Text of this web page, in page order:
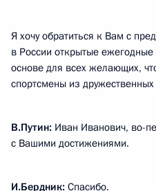
Я хочу обратиться к Вам с
в России открытые
основе для всех желающих,
спортсмены из
В.Путин: Иван Иванович, во-
с Вашими достижениями.
И.Бердник: Спасибо.